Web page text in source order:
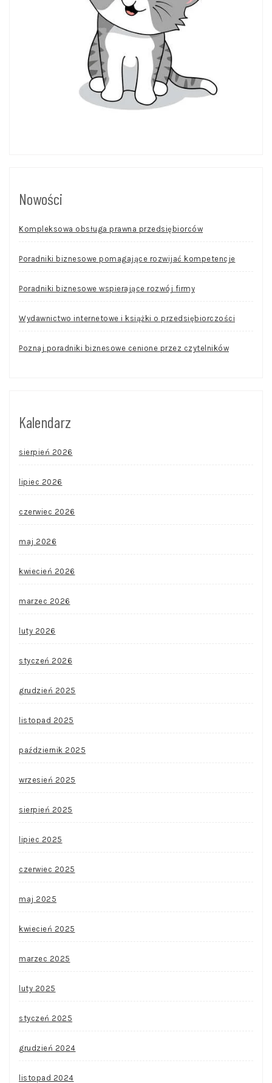
Nowości
Kompleksowa obsługa prawna przedsiębiorców
Poradniki biznesowe pomagające rozwijać kompetencje
Poradniki biznesowe wspierające rozwój firmy
Wydawnictwo internetowe i książki o przedsiębiorczości
Poznaj poradniki biznesowe cenione przez czytelników
Kalendarz
sierpień 2026
lipiec 2026
czerwiec 2026
maj 2026
kwiecień 2026
marzec 2026
luty 2026
styczeń 2026
grudzień 2025
listopad 2025
październik 2025
wrzesień 2025
sierpień 2025
lipiec 2025
czerwiec 2025
maj 2025
kwiecień 2025
marzec 2025
luty 2025
styczeń 2025
grudzień 2024
listopad 2024